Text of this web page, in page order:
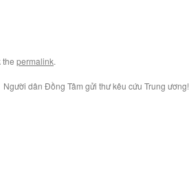
the permalink.
Người dân Đồng Tâm gửi thư kêu cứu Trung ương!